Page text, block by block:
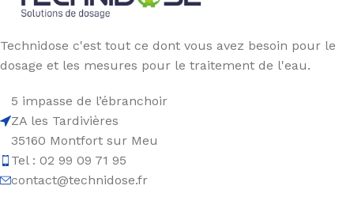
Technidose c'est tout ce dont vous avez besoin pour le
dosage et les mesures pour le traitement de l'eau.
5 impasse de l’ébranchoir
ZA les Tardivières
35160 Montfort sur Meu
Tel : 02 99 09 71 95
contact@technidose.fr